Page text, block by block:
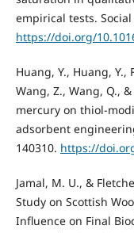
empirical tests.
https://doi.org/
Huang, Y., Huang, Y.,
Wang, Z., Wang, Q.,
mercury on thiol-
adsorbent
140310. https://
Jamal, M. U., &
Study on Scottish
Influence on Final